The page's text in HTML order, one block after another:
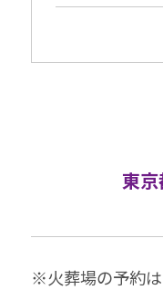
東
※⽕葬場の予約